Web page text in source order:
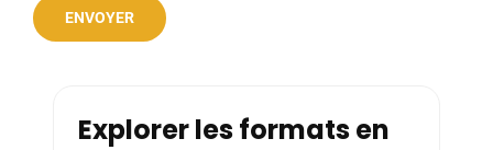
Explorer les formats en